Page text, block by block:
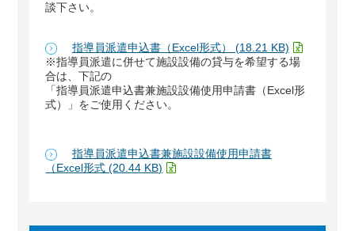
談下さい。
指導員派遣申込書（Excel形式） (18.21 KB)
※指導員派遣に併せて施設設備の貸与を希望する場
合は、下記の
「指導員派遣申込書兼施設設備使用申請書（Excel形
式）」をご使用ください。
指導員派遣申込書兼施設設備使用申請書
（Excel形式 (20.44 KB)